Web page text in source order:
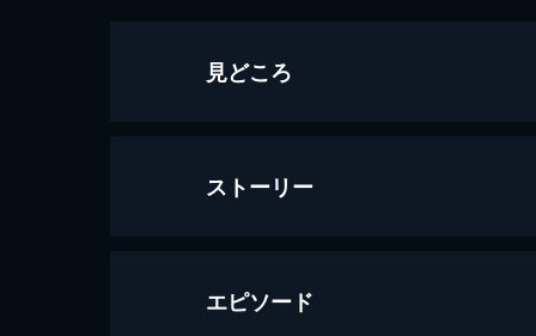
見どころ
ストーリー
エピソード